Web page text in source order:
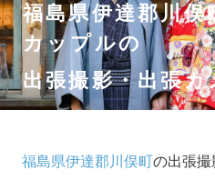
福島県伊達郡川俣
カップルの
出張撮影・出張カ
福島県伊達郡川俣町の出張